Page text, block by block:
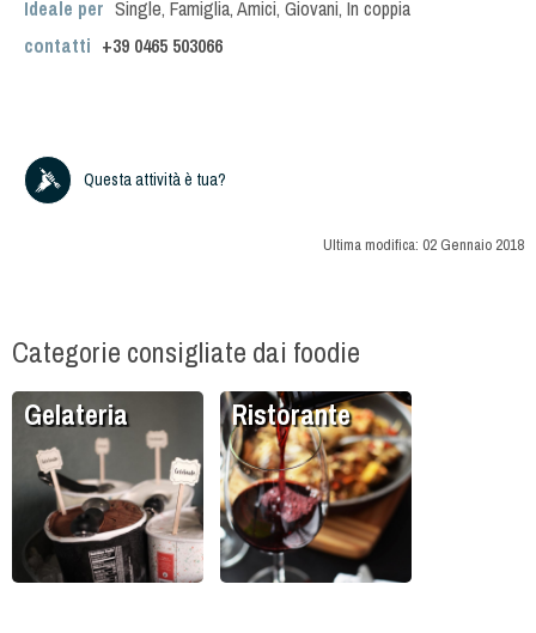
Ideale per Single, Famiglia,Amici, Giovani, In coppia
contatti +39 0465 503066
Questa attività è tua?
Ultima modifica: 02 Gennaio 2018
Categorie consigliate dai foodie
Gelateria Ristorante